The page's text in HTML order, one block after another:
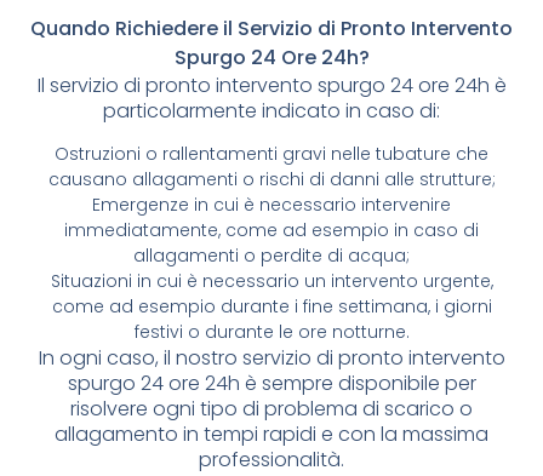
Quando Richiedere il Servizio di Pronto Intervento
Spurgo 24 Ore 24h?
Il servizio di pronto intervento spurgo 24 ore 24h è
particolarmente indicato in caso di:
Ostruzioni o rallentamenti gravi nelle tubature che
causano allagamenti o rischi di danni alle strutture;
Emergenze in cui è necessario intervenire
immediatamente, come ad esempio in caso di
allagamenti o perdite di acqua;
Situazioni in cui è necessario un intervento urgente,
come ad esempio durante i fine settimana, i giorni
festivi o durante le ore notturne.
In ogni caso, il nostro servizio di pronto intervento
spurgo 24 ore 24h è sempre disponibile per
risolvere ogni tipo di problema di scarico o
allagamento in tempi rapidi e con la massima
professionalità.